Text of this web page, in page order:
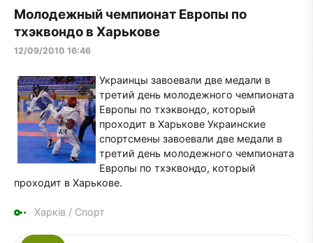
Молодежный чемпионат Европы по
тхэквондо в Харькове
12/09/2010 16:46
Украинцы завоевали две медали в
третий день молодежного чемпионата
Европы по тхэквондо, который
проходит в Харькове Украинские
спортсмены завоевали две медали в
третий день молодежного чемпионата
Европы по тхэквондо, который
проходит в Харькове.
Харків / Спорт